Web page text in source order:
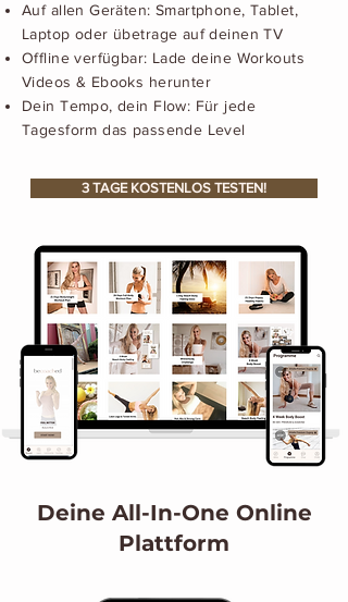
Auf allen Geräten: Smartphone, Tablet,
Laptop oder übetrage auf deinen TV
Offline verfügbar: Lade deine Workouts
Videos & Ebooks herunter
Dein Tempo, dein Flow: Für jede
Tagesform das passende Level
3 TAGE KOSTENLOS TESTEN!
Deine All-In-One Online
Plattform